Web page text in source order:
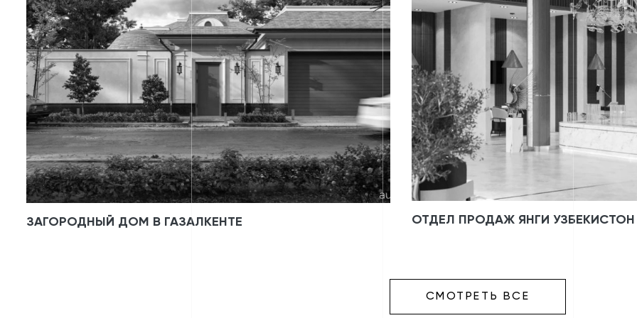
ЗАГОРОДНЫЙ ДОМ В ГАЗАЛКЕНТЕ ОТДЕЛ ПРОДАЖ ЯНГИ
СМОТРЕТЬ ВСЕ